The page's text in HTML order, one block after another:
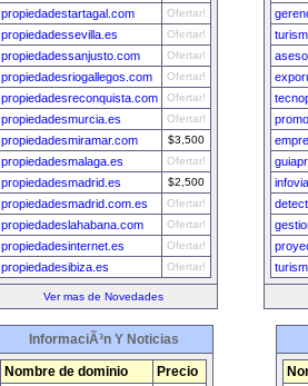
propiedadestartagal.com Ofertar!
propiedadessevilla.es Ofertar!
propiedadessanjusto.com Ofertar!
propiedadesriogallegos.com Ofertar!
propiedadesreconquista.com Ofertar!
propiedadesmurcia.es Ofertar!
propiedadesmiramar.com $3,500
propiedadesmalaga.es Ofertar!
propiedadesmadrid.es $2,500
propiedadesmadrid.com.es Ofertar!
propiedadeslahabana.com Ofertar!
propiedadesinternet.es Ofertar!
propiedadesibiza.es Ofertar!
Ver mas de Novedades
InformaciÃ³n Y Noticias
Nombre de dominio Precio